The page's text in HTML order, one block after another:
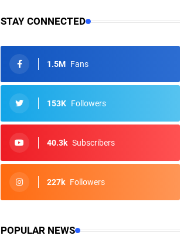
STAY CONNECTED
1.5M Fans
153K Followers
40.3k Subscribers
227k Followers
POPULAR NEWS